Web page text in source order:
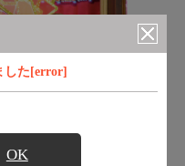
した[error]
OK